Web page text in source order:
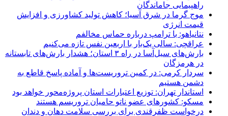
راهپیمایی جاماندگان
موج گرما در شرق آسیا؛ کاهش تولید کشاورزی و افزایش
قیمت انرژی
نتانیاهو: با ترامپ درباره حماس مخالفم
عراقچی: سالی یک‌بار با اربعین نفس تازه می‌کنیم
بارش‌های سیل‌آسا در راه ۳ استان؛ هشدار بارش‌های تابستانه
در هرمزگان
سردار کرمی: در کمین تروریست‌ها و آماده پاسخ قاطع به
دشمن هستیم
استاندار تهران: توزیع اعتبارات استان پروژه‌محور خواهد بود
مسکو: کشورهای عضو ناتو حامیان تروریسم هستند
درخواست ظفرقندی برای بررسی سلامت دهان و دندان